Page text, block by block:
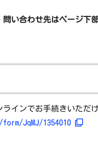
い合わせ先はページ下部
インでお手続きいただ
JqMJ/1354010